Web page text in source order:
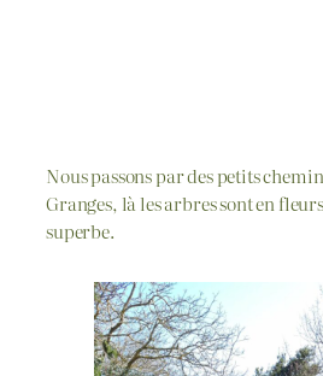
Nous passons par des petits
Granges, là les arbres sont en
superbe.